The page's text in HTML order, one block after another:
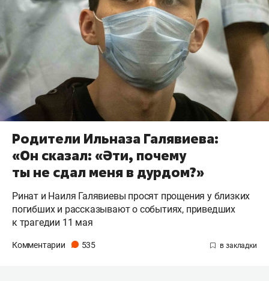
Родители Ильназа Галявиева:
«Он сказал: «Әти, почему
ты не сдал меня в дурдом?»
Ринат и Наиля Галявиевы просят прощения у близких
погибших и рассказывают о событиях, приведших
к трагедии 11 мая
Комментарии 535